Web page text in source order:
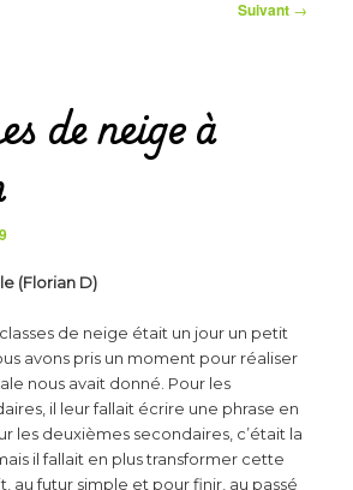
Suivant →
de neige à
(Florian D)
de neige était un jour un petit
avons pris un moment pour réaliser
nous avait donné. Pour les
il leur fallait écrire une phrase en
les deuxièmes secondaires, c’était la
il fallait en plus transformer cette
au futur simple et pour finir, au passé